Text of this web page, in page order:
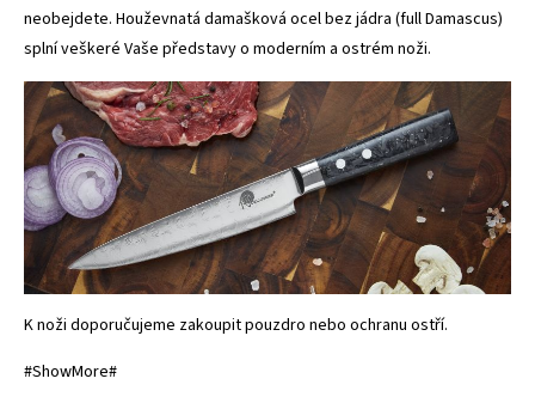
neobejdete. Houževnatá damašková ocel bez jádra (full Damascus)
splní veškeré Vaše představy o moderním a ostrém noži.
K noži doporučujeme zakoupitpouzdro nebo ochranu ostří.
#ShowMore#